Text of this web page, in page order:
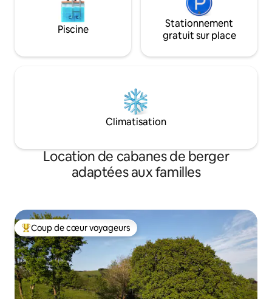
Piscine
Stationnement
gratuit sur place
Climatisation
Location de cabanes de berger
adaptées aux familles
Coups de cœur voyageurs les plus appréciés
Coup de cœur voyageurs